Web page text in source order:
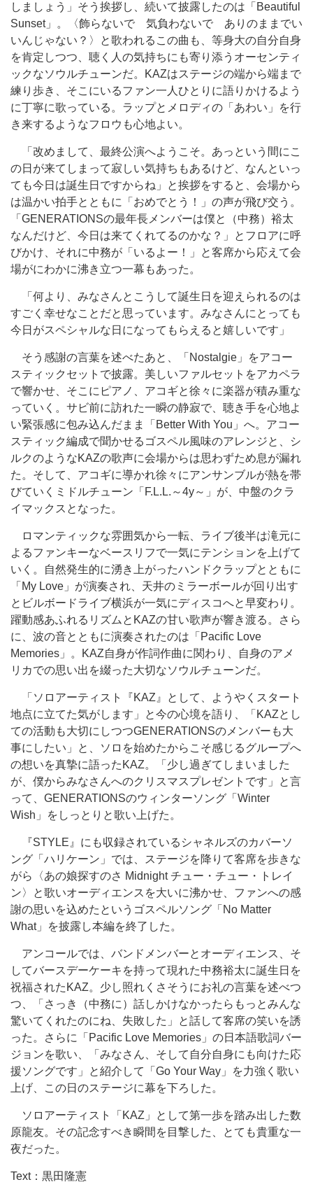
しましょう」そう挨拶し、続いて披露したのは「Beautiful
Sunset」。〈飾らないで 気負わないで ありのままでい
いんじゃない？〉と歌われるこの曲も、等身大の自分自身
を肯定しつつ、聴く人の気持ちにも寄り添うオーセンティ
ックなソウルチューンだ。KAZはステージの端から端まで
練り歩き、そこにいるファン一人ひとりに語りかけるよう
に丁寧に歌っている。ラップとメロディの「あわい」を行
き来するようなフロウも心地よい。
「改めまして、最終公演へようこそ。あっという間にこ
の日が来てしまって寂しい気持ちもあるけど、なんといっ
ても今日は誕生日ですからね」と挨拶をすると、会場から
は温かい拍手とともに「おめでとう！」の声が飛び交う。
「GENERATIONSの最年長メンバーは僕と（中務）裕太
なんだけど、今日は来てくれてるのかな？」とフロアに呼
びかけ、それに中務が「いるよー！」と客席から応えて会
場がにわかに沸き立つ一幕もあった。
「何より、みなさんとこうして誕生日を迎えられるのは
すごく幸せなことだと思っています。みなさんにとっても
今日がスペシャルな日になってもらえると嬉しいです」
そう感謝の言葉を述べたあと、「Nostalgie」をアコー
スティックセットで披露。美しいファルセットをアカペラ
で響かせ、そこにピアノ、アコギと徐々に楽器が積み重な
っていく。サビ前に訪れた一瞬の静寂で、聴き手を心地よ
い緊張感に包み込んだまま「Better With You」へ。アコー
スティック編成で聞かせるゴスペル風味のアレンジと、シ
ルクのようなKAZの歌声に会場からは思わずため息が漏れ
た。そして、アコギに導かれ徐々にアンサンブルが熱を帯
びていくミドルチューン「F.L.L.～4y～」が、中盤のクラ
イマックスとなった。
ロマンティックな雰囲気から一転、ライブ後半は滝元に
よるファンキーなベースリフで一気にテンションを上げて
いく。自然発生的に湧き上がったハンドクラップとともに
「My Love」が演奏され、天井のミラーボールが回り出す
とビルボードライブ横浜が一気にディスコへと早変わり。
躍動感あふれるリズムとKAZの甘い歌声が響き渡る。さら
に、波の音とともに演奏されたのは「Pacific Love
Memories」。KAZ自身が作詞作曲に関わり、自身のアメ
リカでの思い出を綴った大切なソウルチューンだ。
「ソロアーティスト『KAZ』として、ようやくスタート
地点に立てた気がします」と今の心境を語り、「KAZとし
ての活動も大切にしつつGENERATIONSのメンバーも大
事にしたい」と、ソロを始めたからこそ感じるグループへ
の想いを真摯に語ったKAZ。「少し過ぎてしまいました
が、僕からみなさんへのクリスマスプレゼントです」と言
って、GENERATIONSのウィンターソング「Winter
Wish」をしっとりと歌い上げた。
『STYLE』にも収録されているシャネルズのカバーソ
ング「ハリケーン」では、ステージを降りて客席を歩きな
がら〈あの娘探すのさ Midnight チュー・チュー・トレイ
ン〉と歌いオーディエンスを大いに沸かせ、ファンへの感
謝の思いを込めたというゴスペルソング「No Matter
What」を披露し本編を終了した。
アンコールでは、バンドメンバーとオーディエンス、そ
してバースデーケーキを持って現れた中務裕太に誕生日を
祝福されたKAZ。少し照れくさそうにお礼の言葉を述べつ
つ、「さっき（中務に）話しかけなかったらもっとみんな
驚いてくれたのにね、失敗した」と話して客席の笑いを誘
った。さらに「Pacific Love Memories」の日本語歌詞バー
ジョンを歌い、「みなさん、そして自分自身にも向けた応
援ソングです」と紹介して「Go Your Way」を力強く歌い
上げ、この日のステージに幕を下ろした。
ソロアーティスト「KAZ」として第一歩を踏み出した数
原龍友。その記念すべき瞬間を目撃した、とても貴重な一
夜だった。
Text：黒田隆憲